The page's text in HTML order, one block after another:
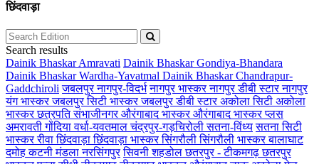
छिंदवाड़ा
Search results
Dainik Bhaskar Amravati Dainik Bhaskar Gondiya-Bhandara
Dainik Bhaskar Wardha-Yavatmal Dainik Bhaskar Chandrapur-
Gaddchiroli जबलपुरनागपुर-विदर्भ नागपुर भास्करनागपुर डीबी स्टारनागपुर
यंग भास्करजबलपुर सिटी भास्करजबलपुर डीबी स्टारअकोला सिटी अकोला
भास्करछत्रपति संभाजीनगरऔरंगाबाद भास्करऔरंगाबाद भास्कर प्लस
अमरावतीगोंदियावर्धा-यवतमालचंद्रपुर-गड़चिरोलीसतना-विंध्य सतना सिटी
भास्कररीवाछिंदवाड़ाछिंदवाड़ा भास्करसिंगरौलीसिंगरौली भास्करबालाघाट
दमोहकटनीमंडलानरसिंगपुर सिवनीशहडोलछतरपुर - टीकमगढ़छतरपुर